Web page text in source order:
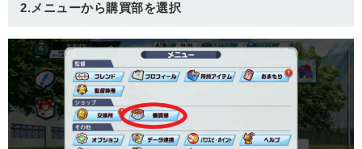
2.メニューから購買部を選択